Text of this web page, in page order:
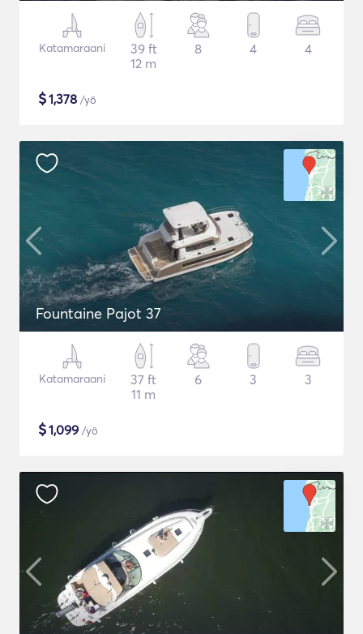
Katamaraani
39 ft
12 m
8 4 4
$1,378 /yö
Fountaine Pajot 37
Katamaraani
37 ft
11 m
6 3 3
$1,099 /yö